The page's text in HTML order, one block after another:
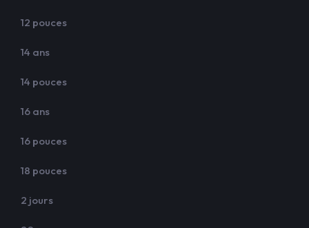
12 pouces
14 ans
14 pouces
16 ans
16 pouces
18 pouces
2 jours